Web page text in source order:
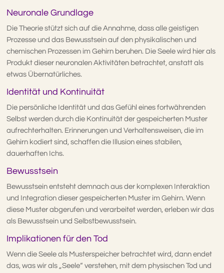
Neuronale Grundlage
Die Theorie stützt sich auf die Annahme, dass alle geistigen
Prozesse und das Bewusstsein auf den physikalischen und
chemischen Prozessen im Gehirn beruhen. Die Seele wird hier als
Produkt dieser neuronalen Aktivitäten betrachtet, anstatt als
etwas Übernatürliches.
Identität und Kontinuität
Die persönliche Identität und das Gefühl eines fortwährenden
Selbst werden durch die Kontinuität der gespeicherten Muster
aufrechterhalten. Erinnerungen und Verhaltensweisen, die im
Gehirn kodiert sind, schaffen die Illusion eines stabilen,
dauerhaften Ichs.
Bewusstsein
Bewusstsein entsteht demnach aus der komplexen Interaktion
und Integration dieser gespeicherten Muster im Gehirn. Wenn
diese Muster abgerufen und verarbeitet werden, erleben wir das
als Bewusstsein und Selbstbewusstsein.
Implikationen für den Tod
Wenn die Seele als Musterspeicher betrachtet wird, dann endet
das, was wir als „Seele“ verstehen, mit dem physischen Tod und